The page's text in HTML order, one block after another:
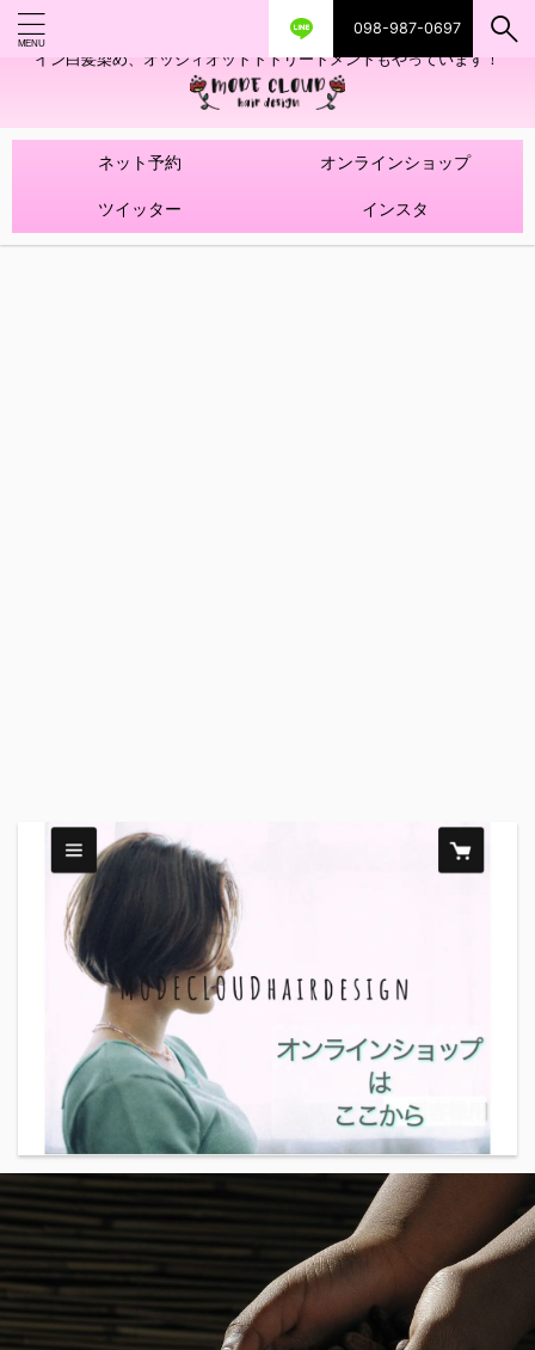
098-987-0697
艶ツヤヘアカラー！髪質改善トリートメントやハイライトを使ったデザ
イン白髪染め、オッジィオットトトリートメントもやっています！
ネット予約 オンラインショップ
ツイッター インスタ